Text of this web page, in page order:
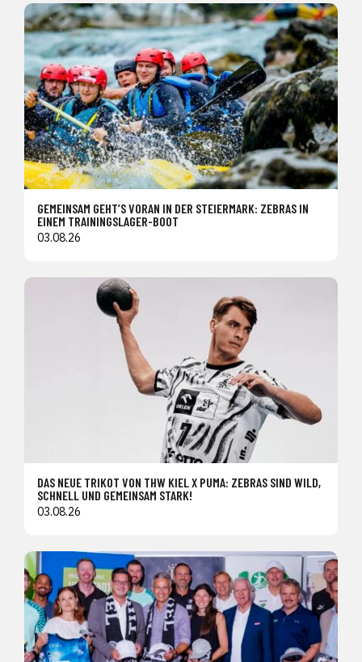
GEMEINSAM GEHT’S VORAN IN DER STEIERMARK: ZEBRAS IN
EINEM TRAININGSLAGER-BOOT
03.08.26
DAS NEUE TRIKOT VON THW KIEL X PUMA: ZEBRAS SIND WILD,
SCHNELL UND GEMEINSAM STARK!
03.08.26